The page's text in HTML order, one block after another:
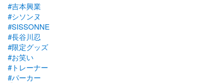
#吉本興業
#シソンヌ
#SISSONNE
#長谷川忍
#限定グッズ
#お笑い
#トレーナー
#パーカー